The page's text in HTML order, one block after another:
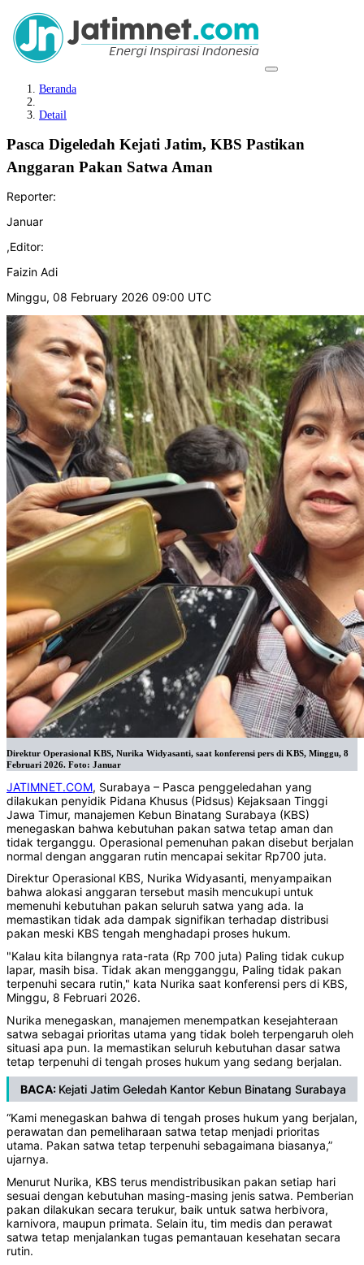
Beranda
Detail
Pasca Digeledah Kejati Jatim, KBS Pastikan
Anggaran Pakan Satwa Aman
Reporter:
Januar
,Editor:
Faizin Adi
Minggu, 08 February 2026 09:00 UTC
Direktur Operasional KBS, Nurika Widyasanti, saat konferensi pers di KBS, Minggu, 8
Februari 2026. Foto: Januar
JATIMNET.COM, Surabaya – Pasca penggeledahan yang
dilakukan penyidik Pidana Khusus (Pidsus) Kejaksaan Tinggi
Jawa Timur, manajemen Kebun Binatang Surabaya (KBS)
menegaskan bahwa kebutuhan pakan satwa tetap aman dan
tidak terganggu. Operasional pemenuhan pakan disebut berjalan
normal dengan anggaran rutin mencapai sekitar Rp700 juta.
Direktur Operasional KBS, Nurika Widyasanti, menyampaikan
bahwa alokasi anggaran tersebut masih mencukupi untuk
memenuhi kebutuhan pakan seluruh satwa yang ada. Ia
memastikan tidak ada dampak signifikan terhadap distribusi
pakan meski KBS tengah menghadapi proses hukum.
"Kalau kita bilangnya rata-rata (Rp 700 juta) Paling tidak cukup
lapar, masih bisa. Tidak akan mengganggu, Paling tidak pakan
terpenuhi secara rutin," kata Nurika saat konferensi pers di KBS,
Minggu, 8 Februari 2026.
Nurika menegaskan, manajemen menempatkan kesejahteraan
satwa sebagai prioritas utama yang tidak boleh terpengaruh oleh
situasi apa pun. Ia memastikan seluruh kebutuhan dasar satwa
tetap terpenuhi di tengah proses hukum yang sedang berjalan.
BACA: Kejati Jatim Geledah Kantor Kebun Binatang Surabaya
“Kami menegaskan bahwa di tengah proses hukum yang berjalan,
perawatan dan pemeliharaan satwa tetap menjadi prioritas
utama. Pakan satwa tetap terpenuhi sebagaimana biasanya,”
ujarnya.
Menurut Nurika, KBS terus mendistribusikan pakan setiap hari
sesuai dengan kebutuhan masing-masing jenis satwa. Pemberian
pakan dilakukan secara terukur, baik untuk satwa herbivora,
karnivora, maupun primata. Selain itu, tim medis dan perawat
satwa tetap menjalankan tugas pemantauan kesehatan secara
rutin.